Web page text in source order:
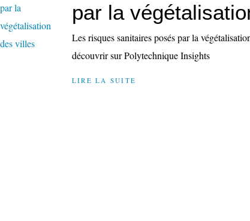
par la
Les risques sanitaires posés par la
découvrir sur Polytechnique Insights
LIRE LA SUITE